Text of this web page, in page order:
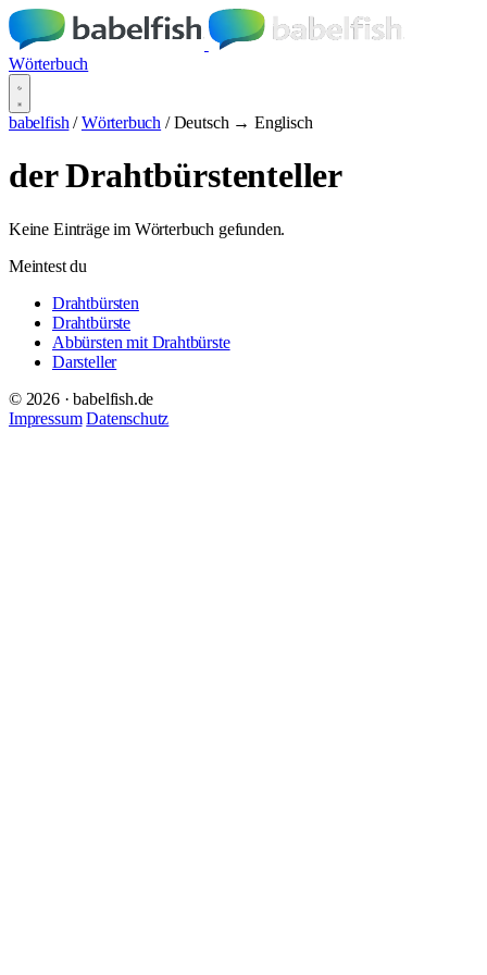
Wörterbuch
babelfish / Wörterbuch / Deutsch → Englisch
der Drahtbürstenteller
Keine Einträge im Wörterbuch gefunden.
Meintest du
Drahtbürsten
Drahtbürste
Abbürsten mit Drahtbürste
Darsteller
© 2026 · babelfish.de
Impressum Datenschutz